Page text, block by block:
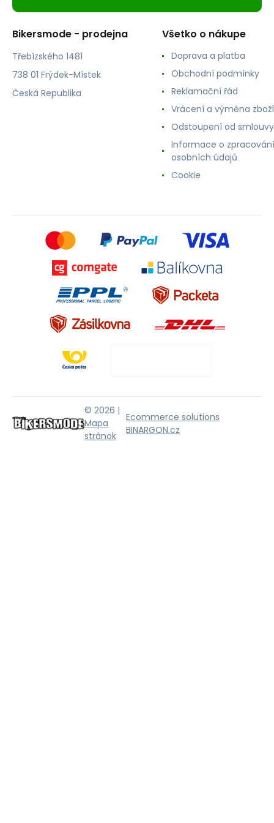
Bikersmode - prodejna
Třebízského 1481
738 01 Frýdek-Místek
Česká Republika
Všetko o nákupe
Doprava a platba
Obchodní podmínky
Reklamační řád
Vrácení a výměna zboží
Odstoupení od smlouvy
Informace o zpracování
osobních údajů
Cookie
© 2026 |
Mapa
stránok
Ecommerce solutions
BINARGON.cz